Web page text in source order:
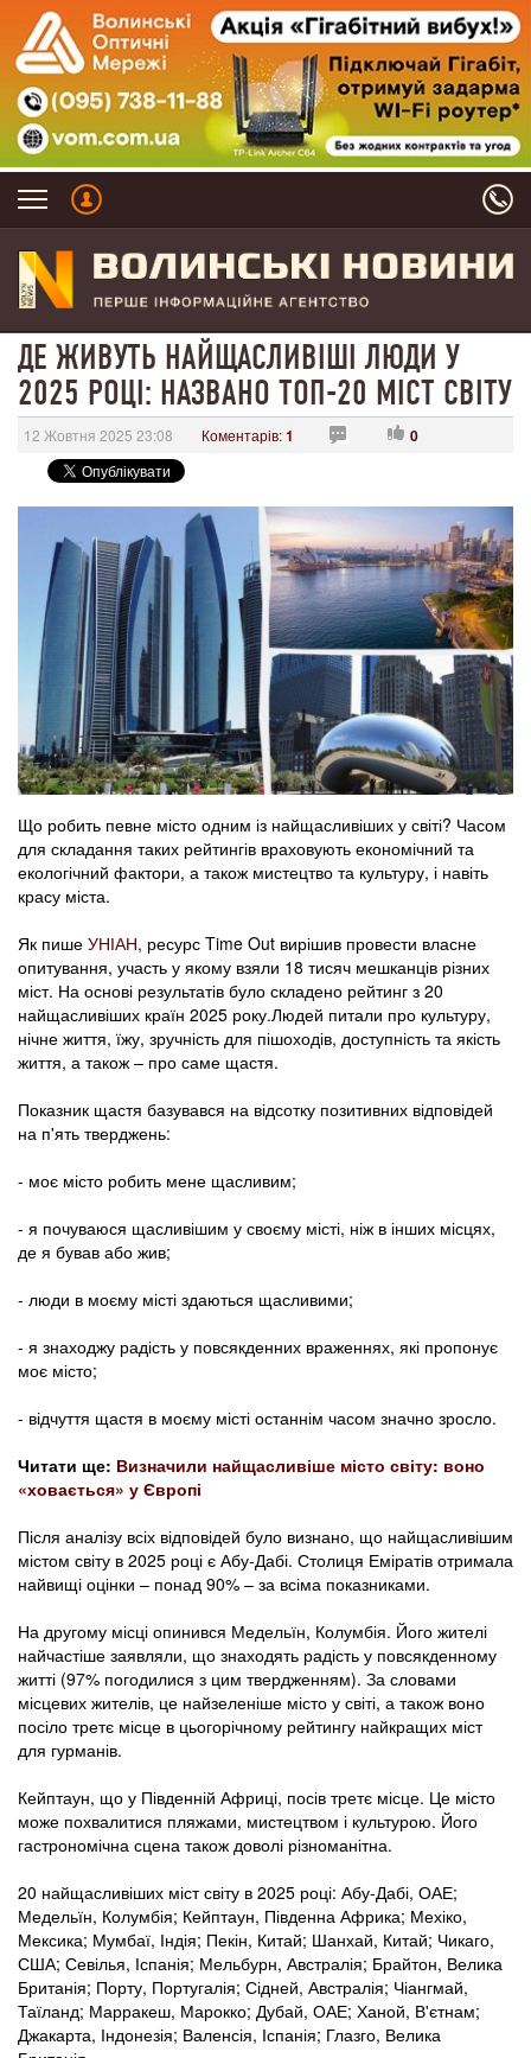
ДЕ ЖИВУТЬ НАЙЩАСЛИВІШІ ЛЮДИ У
2025 РОЦІ: НАЗВАНО ТОП-20 МІСТ СВІТУ
12 Жовтня 2025 23:08 Коментарів:1 0
Що робить певне місто одним із найщасливіших у світі? Часом
для складання таких рейтингів враховують економічний та
екологічний фактори, а також мистецтво та культуру, і навіть
красу міста.
Як пише УНІАН, ресурс Time Out вирішив провести власне
опитування, участь у якому взяли 18 тисяч мешканців різних
міст. На основі результатів було складено рейтинг з 20
найщасливіших країн 2025 року.Людей питали про культуру,
нічне життя, їжу, зручність для пішоходів, доступність та якість
життя, а також – про саме щастя.
Показник щастя базувався на відсотку позитивних відповідей
на п'ять тверджень:
- моє місто робить мене щасливим;
- я почуваюся щасливішим у своєму місті, ніж в інших місцях,
де я бував або жив;
- люди в моєму місті здаються щасливими;
- я знаходжу радість у повсякденних враженнях, які пропонує
моє місто;
- відчуття щастя в моєму місті останнім часом значно зросло.
Читати ще: Визначили найщасливіше місто світу: воно
«ховається» у Європі
Після аналізу всіх відповідей було визнано, що найщасливішим
містом світу в 2025 році є Абу-Дабі. Столиця Еміратів отримала
найвищі оцінки – понад 90% – за всіма показниками.
На другому місці опинився Медельїн, Колумбія. Його жителі
найчастіше заявляли, що знаходять радість у повсякденному
житті (97% погодилися з цим твердженням). За словами
місцевих жителів, це найзеленіше місто у світі, а також воно
посіло третє місце в цьогорічному рейтингу найкращих міст
для гурманів.
Кейптаун, що у Південній Африці, посів третє місце. Це місто
може похвалитися пляжами, мистецтвом і культурою. Його
гастрономічна сцена також доволі різноманітна.
20 найщасливіших міст світу в 2025 році: Абу-Дабі, ОАЕ;
Медельїн, Колумбія; Кейптаун, Південна Африка; Мехіко,
Мексика; Мумбаї, Індія; Пекін, Китай; Шанхай, Китай; Чикаго,
США; Севілья, Іспанія; Мельбурн, Австралія; Брайтон, Велика
Британія; Порту, Португалія; Сідней, Австралія; Чіангмай,
Таїланд; Марракеш, Марокко; Дубай, ОАЕ; Ханой, В'єтнам;
Джакарта, Індонезія; Валенсія, Іспанія; Глазго, Велика